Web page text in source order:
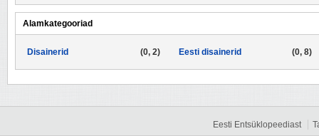
Alamkategooriad
(0, 2)
Disainerid (0, 8)
Eesti disainerid
Eesti Entsüklopeediast